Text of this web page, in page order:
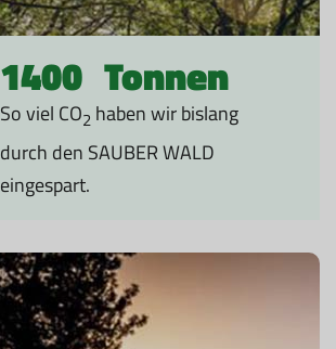
1400 Tonnen
So viel CO2 haben wir bislang
durch den SAUBER WALD
eingespart.